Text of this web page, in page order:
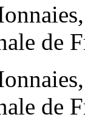
de
de